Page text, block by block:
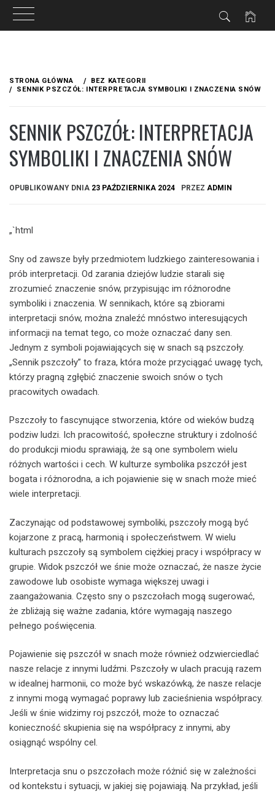
treści
STRONA GŁÓWNA
BEZ KATEGORII
SENNIK PSZCZÓŁ: INTERPRETACJA SYMBOLIKI I ZNACZENIA SNÓW
SENNIK PSZCZÓŁ: INTERPRETACJA
SYMBOLIKI I ZNACZENIA SNÓW
OPUBLIKOWANY DNIA 23 PAŹDZIERNIKA 2024 PRZEZ ADMIN
„`html
Sny od zawsze były przedmiotem ludzkiego zainteresowania i
prób interpretacji. Od zarania dziejów ludzie starali się
zrozumieć znaczenie snów, przypisując im różnorodne
symboliki i znaczenia. W sennikach, które są zbiorami
interpretacji snów, można znaleźć mnóstwo interesujących
informacji na temat tego, co może oznaczać dany sen.
Jednym z symboli pojawiających się w snach są pszczoły.
„Sennik pszczoły” to fraza, która może przyciągać uwagę tych,
którzy pragną zgłębić znaczenie swoich snów o tych
pracowitych owadach.
Pszczoły to fascynujące stworzenia, które od wieków budzą
podziw ludzi. Ich pracowitość, społeczne struktury i zdolność
do produkcji miodu sprawiają, że są one symbolem wielu
różnych wartości i cech. W kulturze symbolika pszczół jest
bogata i różnorodna, a ich pojawienie się w snach może mieć
wiele interpretacji.
Zaczynając od podstawowej symboliki, pszczoły mogą być
kojarzone z pracą, harmonią i społeczeństwem. W wielu
kulturach pszczoły są symbolem ciężkiej pracy i współpracy w
grupie. Widok pszczół we śnie może oznaczać, że nasze życie
zawodowe lub osobiste wymaga większej uwagi i
zaangażowania. Często sny o pszczołach mogą sugerować,
że zbliżają się ważne zadania, które wymagają naszego
pełnego poświęcenia.
Pojawienie się pszczół w snach może również odzwierciedlać
nasze relacje z innymi ludźmi. Pszczoły w ulach pracują razem
w idealnej harmonii, co może być wskazówką, że nasze relacje
z innymi mogą wymagać poprawy lub zacieśnienia współpracy.
Jeśli w śnie widzimy roj pszczół, może to oznaczać
konieczność skupienia się na współpracy z innymi, aby
osiągnąć wspólny cel.
Interpretacja snu o pszczołach może różnić się w zależności
od kontekstu i sytuacji, w jakiej się pojawiają. Na przykład, jeśli